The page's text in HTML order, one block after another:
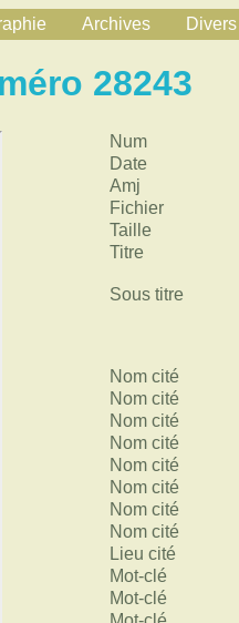
Archives Divers
28243
Num
Date
Amj
Fichier
Taille
Titre
Sous titre
Nom cité
Nom cité
Nom cité
Nom cité
Nom cité
Nom cité
Nom cité
Nom cité
Lieu cité
Mot-clé
Mot-clé